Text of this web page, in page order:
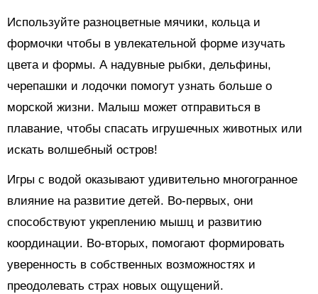
Используйте разноцветные мячики, кольца и
формочки чтобы в увлекательной форме изучать
цвета и формы. А надувные рыбки, дельфины,
черепашки и лодочки помогут узнать больше о
морской жизни. Малыш может отправиться в
плавание, чтобы спасать игрушечных животных или
искать волшебный остров!
Игры с водой оказывают удивительно многогранное
влияние на развитие детей. Во-первых, они
способствуют укреплению мышц и развитию
координации. Во-вторых, помогают формировать
уверенность в собственных возможностях и
преодолевать страх новых ощущений.